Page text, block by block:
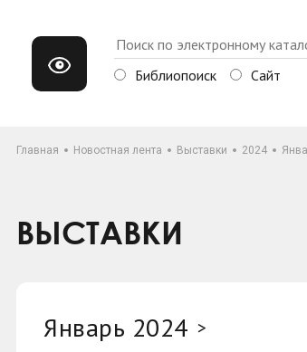
Библиопоиск Сайт
Главная Новостная лента Выставки 2024
ВЫСТАВКИ
Январь 2024 >